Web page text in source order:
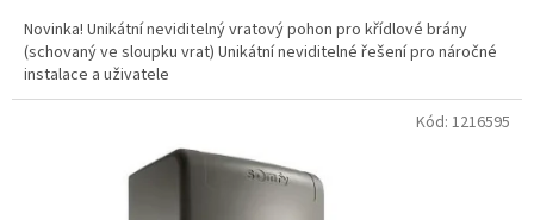
Novinka! Unikátní neviditelný vratový pohon pro křídlové brány
(schovaný ve sloupku vrat) Unikátní neviditelné řešení pro náročné
instalace a uživatele
Kód: 1216595